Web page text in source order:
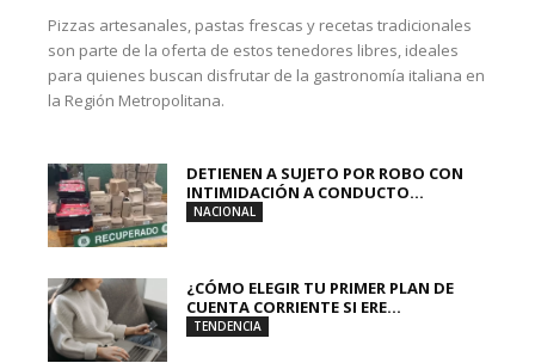
Pizzas artesanales, pastas frescas y recetas tradicionales
son parte de la oferta de estos tenedores libres, ideales
para quienes buscan disfrutar de la gastronomía italiana en
la Región Metropolitana.
DETIENEN A SUJETO POR ROBO CON
INTIMIDACIÓN A CONDUCTO...
NACIONAL
¿CÓMO ELEGIR TU PRIMER PLAN DE
CUENTA CORRIENTE SI ERE...
TENDENCIA